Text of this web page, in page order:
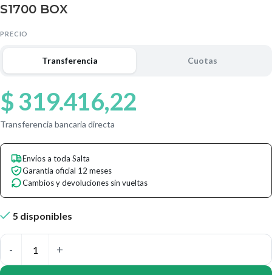
S1700 BOX
PRECIO
Transferencia Cuotas
$319.416,22
Transferencia bancaria directa
Envíos a toda Salta
Garantía oficial 12 meses
Cambios y devoluciones sin vueltas
5 disponibles